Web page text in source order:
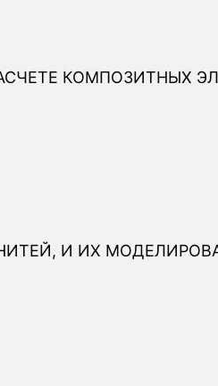
КОМПОЗИТНЫХ
И ИХ